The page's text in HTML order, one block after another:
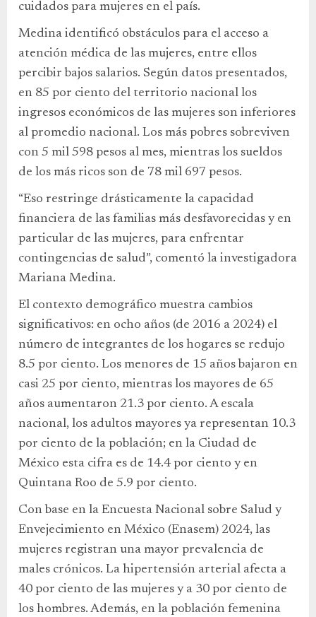
cuidados para mujeres en el país.
Medina identificó obstáculos para el acceso a
atención médica de las mujeres, entre ellos
percibir bajos salarios. Según datos presentados,
en 85 por ciento del territorio nacional los
ingresos económicos de las mujeres son inferiores
al promedio nacional. Los más pobres sobreviven
con 5 mil 598 pesos al mes, mientras los sueldos
de los más ricos son de 78 mil 697 pesos.
“Eso restringe drásticamente la capacidad
financiera de las familias más desfavorecidas y en
particular de las mujeres, para enfrentar
contingencias de salud”, comentó la investigadora
Mariana Medina.
El contexto demográfico muestra cambios
significativos: en ocho años (de 2016 a 2024) el
número de integrantes de los hogares se redujo
8.5 por ciento. Los menores de 15 años bajaron en
casi 25 por ciento, mientras los mayores de 65
años aumentaron 21.3 por ciento. A escala
nacional, los adultos mayores ya representan 10.3
por ciento de la población; en la Ciudad de
México esta cifra es de 14.4 por ciento y en
Quintana Roo de 5.9 por ciento.
Con base en la Encuesta Nacional sobre Salud y
Envejecimiento en México (Enasem) 2024, las
mujeres registran una mayor prevalencia de
males crónicos. La hipertensión arterial afecta a
40 por ciento de las mujeres y a 30 por ciento de
los hombres. Además, en la población femenina